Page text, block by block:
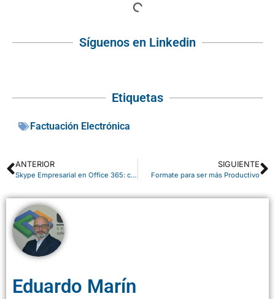
Síguenos en Linkedin
Etiquetas
Factuación Electrónica
ANTERIOR
Skype Empresarial en Office 365: configuración esencial para administradores
SIGUIENTE
Formate para ser más Productivo
Eduardo Marín